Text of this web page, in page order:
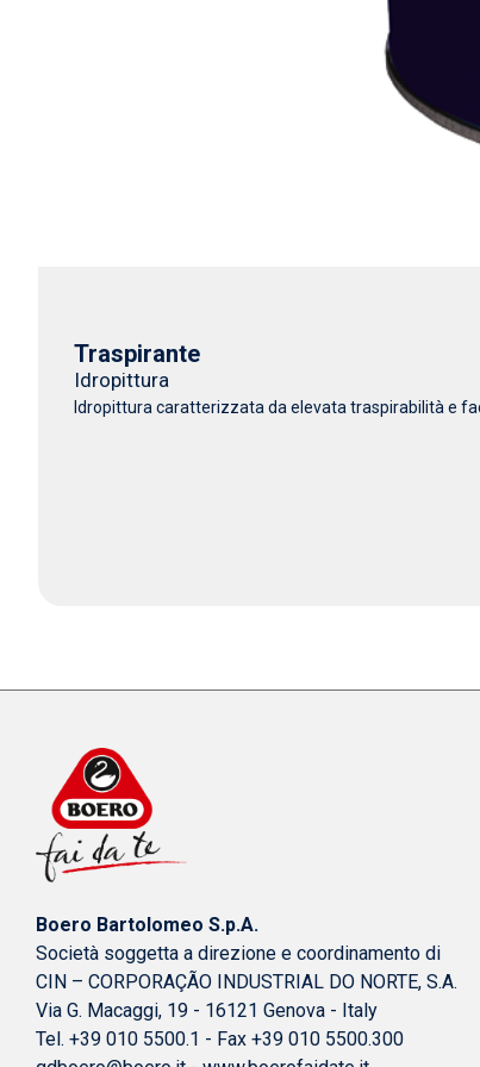
Traspirante
Idropittura
Idropittura caratterizzata da elevata traspirabilità e
Boero Bartolomeo S.p.A.
Società soggetta a direzione e coordinamento di
CIN – CORPORAÇÃO INDUSTRIAL DO NORTE, S.A.
Via G. Macaggi, 19 - 16121 Genova - Italy
Tel. +39 010 5500.1 - Fax +39 010 5500.300